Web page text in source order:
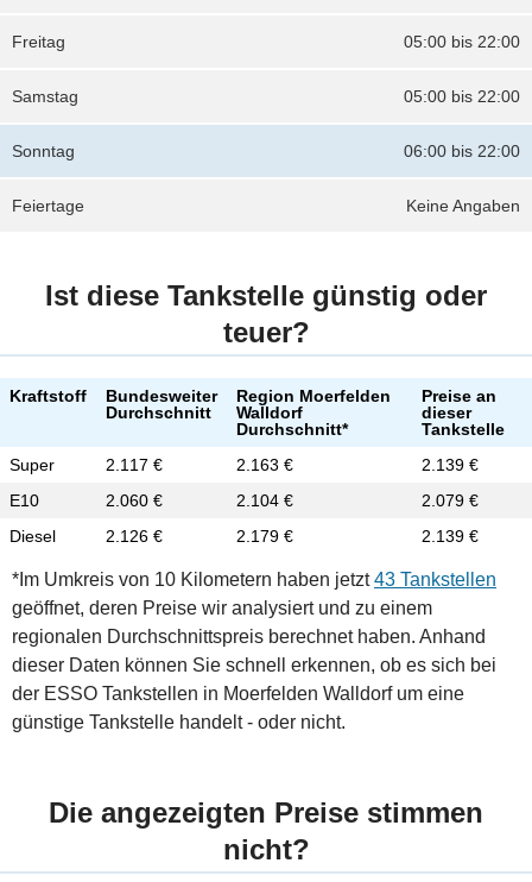
05:00 bis 22:00
Freitag
05:00 bis 22:00
Samstag
06:00 bis 22:00
Sonntag
Keine Angaben
Feiertage
Ist diese Tankstelle günstig oder
teuer?
Kraftstoff
Bundesweiter
Durchschnitt
Region Moerfelden
Walldorf
Durchschnitt*
Preise an
dieser
Tankstelle
Super
2.117 € 2.163 €
2.139 €
E10
2.060 € 2.104 €
2.079 €
Diesel
2.126 € 2.179 € 2.139 €
*Im Umkreis von 10 Kilometern haben jetzt43 Tankstellen
geöffnet, deren Preise wir analysiert und zu einem
regionalen Durchschnittspreis berechnet haben. Anhand
dieser Daten können Sie schnell erkennen, ob es sich bei
der ESSO Tankstellen in Moerfelden Walldorf um eine
günstige Tankstelle handelt - oder nicht.
Die angezeigten Preise stimmen
nicht?